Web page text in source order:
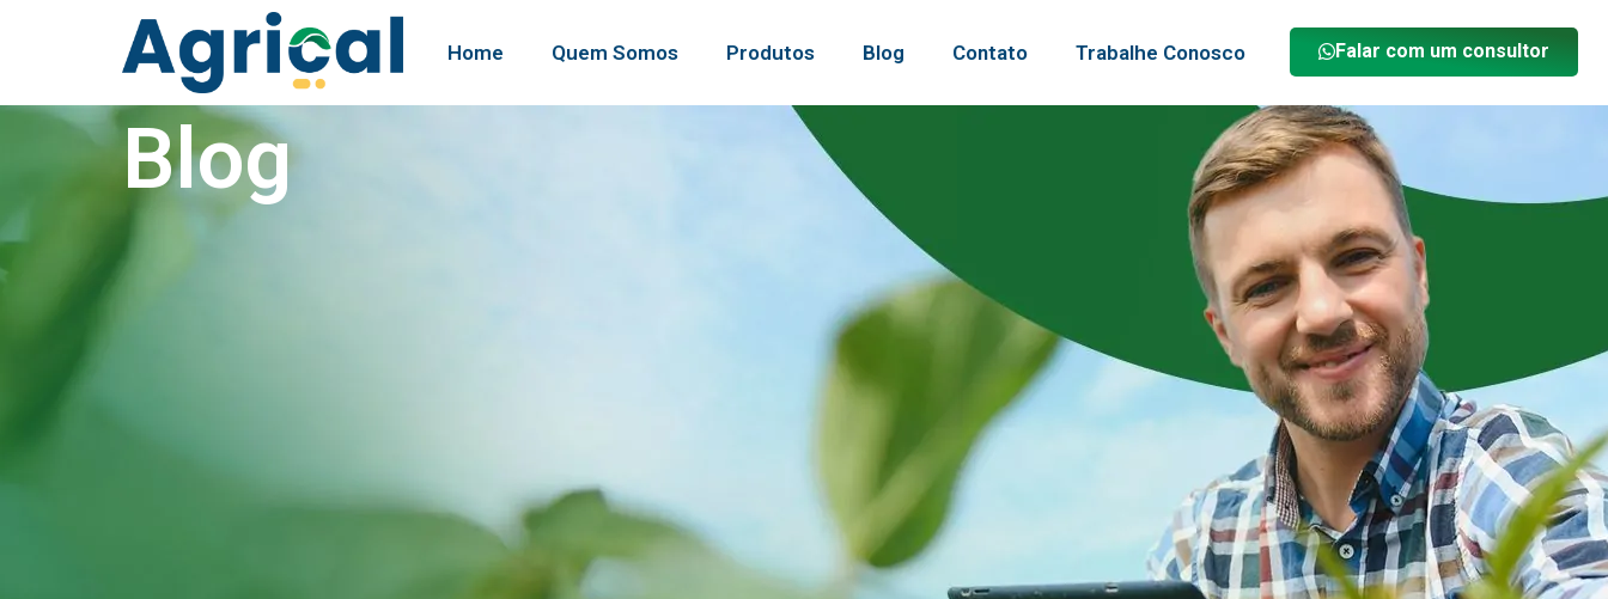
Home Quem Somos Produtos Blog Contato Trabalhe Conosco Falar com um consultor
Blog